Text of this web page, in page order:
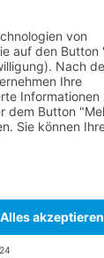
>>>
öffnen,